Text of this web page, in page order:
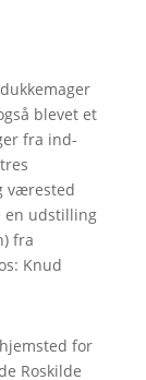
blevet et
fra ind-
værested
en udstilling
fra
Knud
for
Roskilde